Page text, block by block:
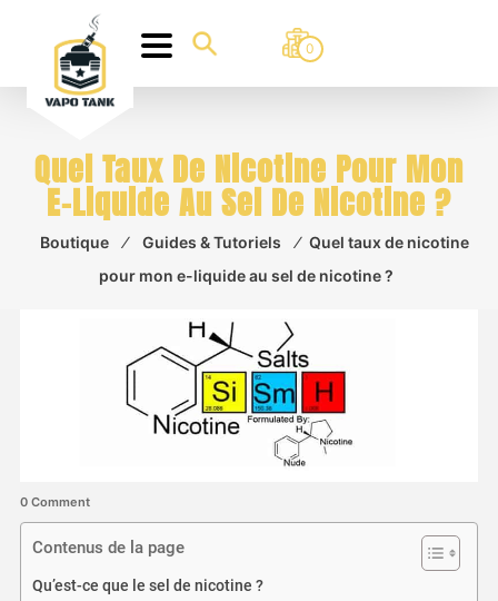
0
Quel Taux De Nicotine Pour Mon
E-Liquide Au Sel De Nicotine ?
Boutique ⁄ Guides & Tutoriels ⁄ Quel taux de nicotine
pour mon e-liquide au sel de nicotine ?
0 Comment
Contenus de la page
Qu’est-ce que le sel de nicotine ?